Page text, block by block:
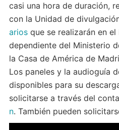
casi una hora de duración,
con la Unidad de
arios que se realizarán en
dependiente del Ministerio
la Casa de América de
Los paneles y la audioguía
disponibles para su
solicitarse a través del
n. También pueden